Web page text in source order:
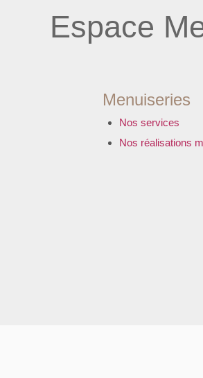
Espace
Menuiseries
Nos services
Nos réalisations